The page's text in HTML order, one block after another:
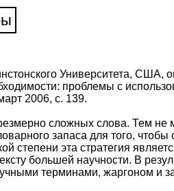
Университета, США,
проблемы с
2006, с. 139.
сложных слова. Тем не
запаса для того, чтобы
степени эта стратегия
большей научности. В
терминами, жаргоном и